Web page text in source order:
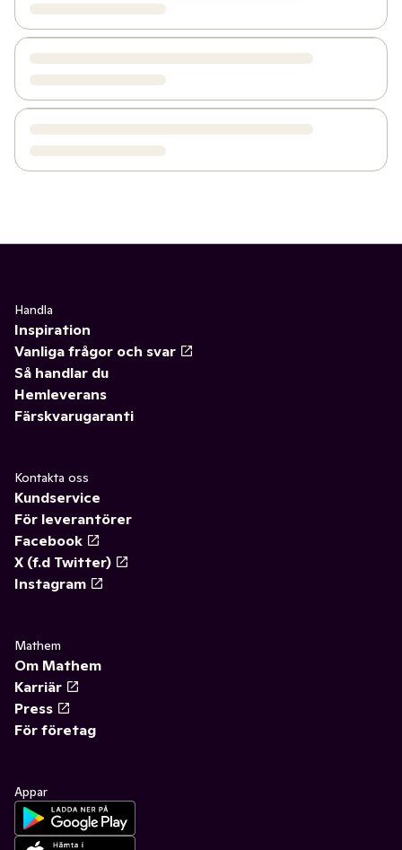
Handla
Inspiration
Vanliga frågor och svar
Så handlar du
Hemleverans
Färskvarugaranti
Kontakta oss
Kundservice
För leverantörer
Facebook
X (f.d Twitter)
Instagram
Mathem
Om Mathem
Karriär
Press
För företag
Appar